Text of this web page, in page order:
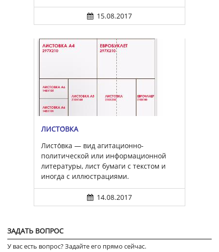
15.08.2017
ЛИСТО́ВКА
Листо́вка — вид агитационно-
политической или информационной
литературы, лист бумаги с текстом и
иногда с иллюстрациями.
14.08.2017
ЗАДАТЬ ВОПРОС
У вас есть вопрос? Задайте его прямо сейчас.